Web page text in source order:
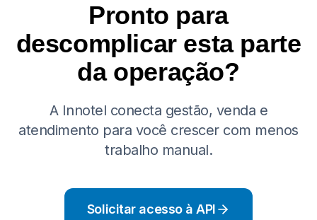
Pronto para
descomplicar esta parte
da operação?
A Innotel conecta gestão, venda e
atendimento para você crescer com menos
trabalho manual.
Solicitar acesso à API